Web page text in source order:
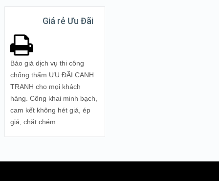
Giá rẻ Ưu Đãi
Báo giá dịch vụ thi công
chống thấm ƯU ĐÃI CẠNH
TRANH cho mọi khách
hàng. Công khai minh bạch,
cam kết không hét giá, ép
giá, chặt chém.